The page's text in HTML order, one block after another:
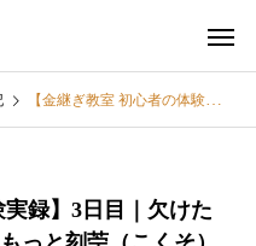
【金継ぎ教室 初心者の体験実録】3日目｜欠けた陶器・お皿の割れの窪みにもっと刻苧（こくそ）を埋める方法
実録】3日目｜欠けた